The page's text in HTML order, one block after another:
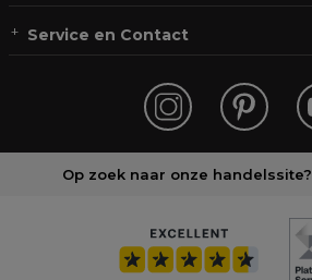
Service en Contact
Op zoek naar onze handelssite?